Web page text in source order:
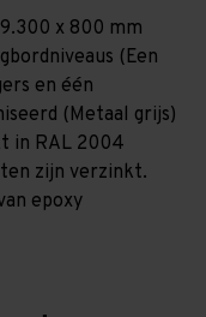
x 800 mm
(Een
en één
(Metaal grijs)
in RAL 2004
zijn verzinkt.
epoxy